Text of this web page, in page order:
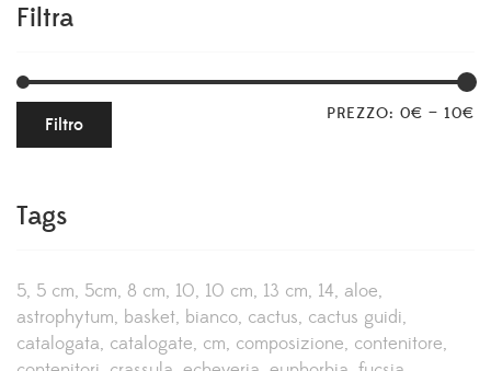
Filtra
Filtro PREZZO: 0€ — 10€
Tags
5 5 cm 5cm 8 cm 10 10 cm 13 cm 14 aloe
astrophytum basket bianco cactus cactus guidi
catalogata catalogate cm composizione contenitore